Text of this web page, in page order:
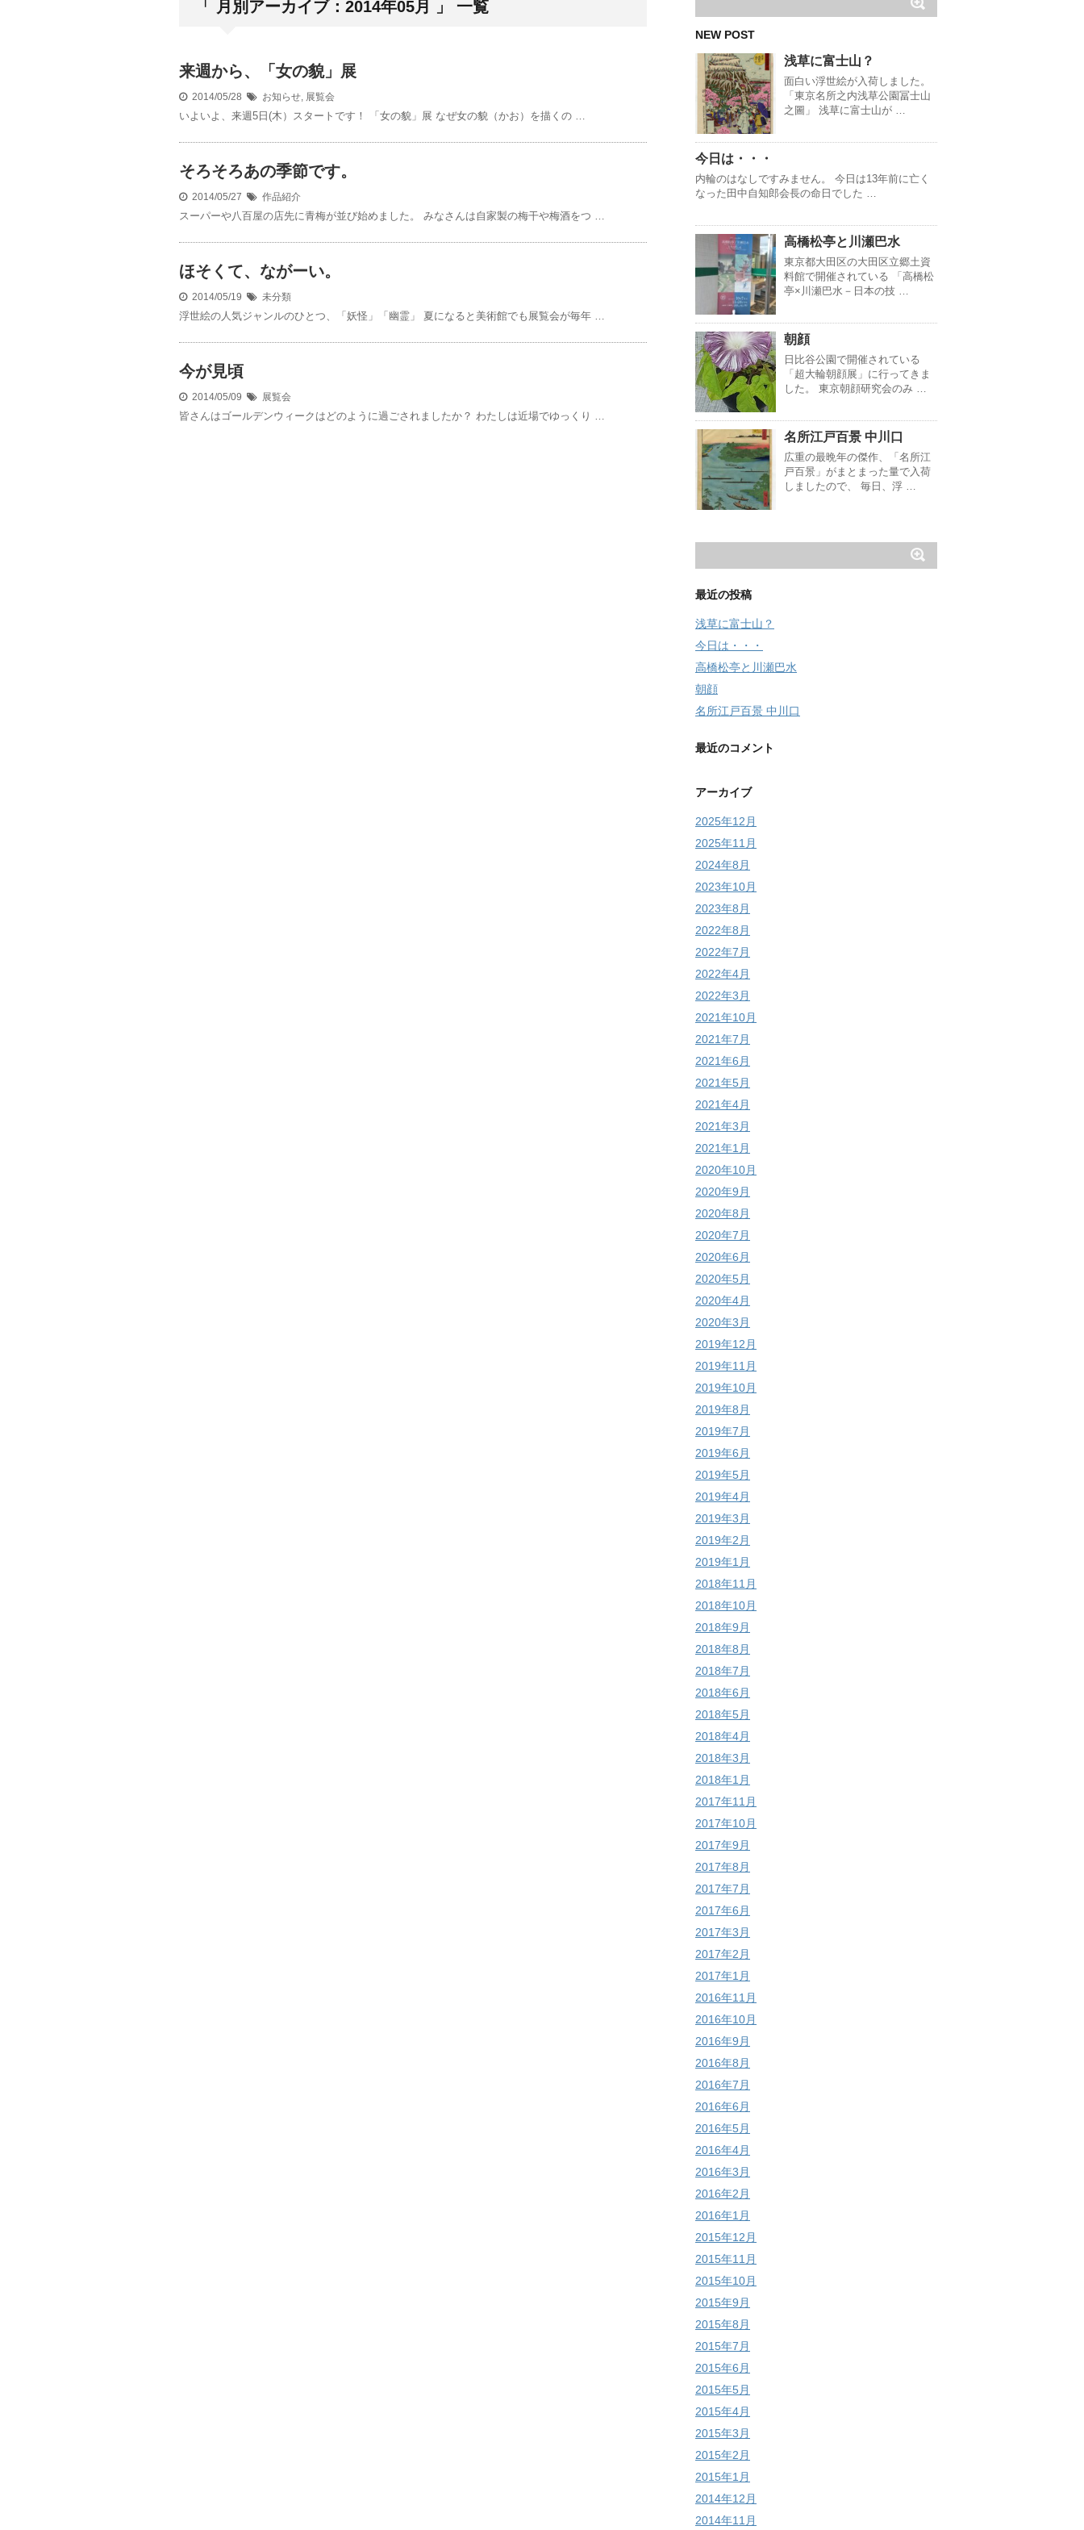
「 月別アーカイブ：2014年05月 」 一覧
来週から、「女の貌」展
2014/05/28 お知らせ, 展覧会
いよいよ、来週5日(木）スタートです！ 「女の貌」展 なぜ女の貌（かお）を描くの …
そろそろあの季節です。
2014/05/27 作品紹介
スーパーや八百屋の店先に青梅が並び始めました。 みなさんは自家製の梅干や梅酒をつ …
ほそくて、ながーい。
2014/05/19 未分類
浮世絵の人気ジャンルのひとつ、「妖怪」「幽霊」 夏になると美術館でも展覧会が毎年 …
今が見頃
2014/05/09 展覧会
皆さんはゴールデンウィークはどのように過ごされましたか？ わたしは近場でゆっくり …
NEW POST
浅草に富士山？
面白い浮世絵が入荷しました。
「東京名所之内浅草公園冨士山
之圖」 浅草に富士山が …
今日は・・・
内輪のはなしですみません。 今日は13年前に亡く
なった田中自知郎会長の命日でした …
高橋松亭と川瀬巴水
東京都大田区の大田区立郷土資
料館で開催されている 「高橋松
亭×川瀬巴水－日本の技 …
朝顔
日比谷公園で開催されている
「超大輪朝顔展」に行ってきま
した。 東京朝顔研究会のみ …
名所江戸百景 中川口
広重の最晩年の傑作、「名所江
戸百景」がまとまった量で入荷
しましたので、 毎日、浮 …
最近の投稿
浅草に富士山？
今日は・・・
高橋松亭と川瀬巴水
朝顔
名所江戸百景 中川口
最近のコメント
アーカイブ
2025年12月
2025年11月
2024年8月
2023年10月
2023年8月
2022年8月
2022年7月
2022年4月
2022年3月
2021年10月
2021年7月
2021年6月
2021年5月
2021年4月
2021年3月
2021年1月
2020年10月
2020年9月
2020年8月
2020年7月
2020年6月
2020年5月
2020年4月
2020年3月
2019年12月
2019年11月
2019年10月
2019年8月
2019年7月
2019年6月
2019年5月
2019年4月
2019年3月
2019年2月
2019年1月
2018年11月
2018年10月
2018年9月
2018年8月
2018年7月
2018年6月
2018年5月
2018年4月
2018年3月
2018年1月
2017年11月
2017年10月
2017年9月
2017年8月
2017年7月
2017年6月
2017年3月
2017年2月
2017年1月
2016年11月
2016年10月
2016年9月
2016年8月
2016年7月
2016年6月
2016年5月
2016年4月
2016年3月
2016年2月
2016年1月
2015年12月
2015年11月
2015年10月
2015年9月
2015年8月
2015年7月
2015年6月
2015年5月
2015年4月
2015年3月
2015年2月
2015年1月
2014年12月
2014年11月